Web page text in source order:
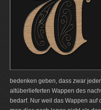
bedenken geben, dass zwar
altüberlieferten Wappen des
bedarf. Nur weil das Wappen auf